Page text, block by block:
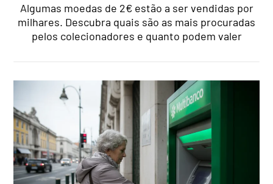
Algumas moedas de 2€ estão a ser vendidas por
milhares. Descubra quais são as mais procuradas
pelos colecionadores e quanto podem valer